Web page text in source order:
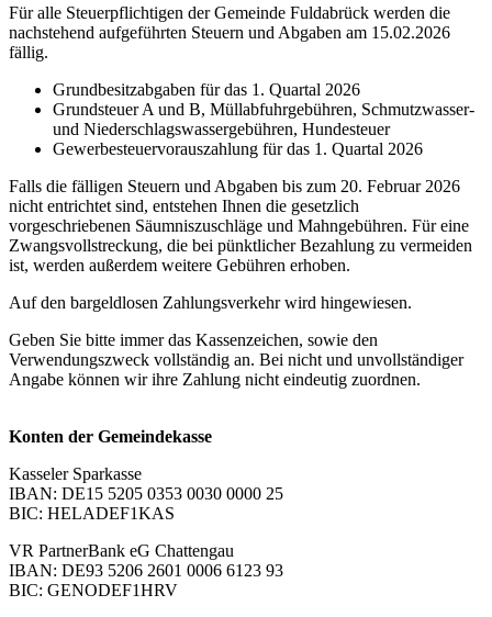
Für alle Steuerpflichtigen der Gemeinde Fuldabrück werden die
nachstehend aufgeführten Steuern und Abgaben am 15.02.2026
fällig.
Grundbesitzabgaben für das 1. Quartal 2026
Grundsteuer A und B, Müllabfuhrgebühren, Schmutzwasser-
und Niederschlagswassergebühren, Hundesteuer
Gewerbesteuervorauszahlung für das 1. Quartal 2026
Falls die fälligen Steuern und Abgaben bis zum 20. Februar 2026
nicht entrichtet sind, entstehen Ihnen die gesetzlich
vorgeschriebenen Säumniszuschläge und Mahngebühren. Für eine
Zwangsvollstreckung, die bei pünktlicher Bezahlung zu vermeiden
ist, werden außerdem weitere Gebühren erhoben.
Auf den bargeldlosen Zahlungsverkehr wird hingewiesen.
Geben Sie bitte immer das Kassenzeichen, sowie den
Verwendungszweck vollständig an. Bei nicht und unvollständiger
Angabe können wir ihre Zahlung nicht eindeutig zuordnen.
Konten der Gemeindekasse
Kasseler Sparkasse
IBAN: DE15 5205 0353 0030 0000 25
BIC: HELADEF1KAS
VR PartnerBank eG Chattengau
IBAN: DE93 5206 2601 0006 6123 93
BIC: GENODEF1HRV